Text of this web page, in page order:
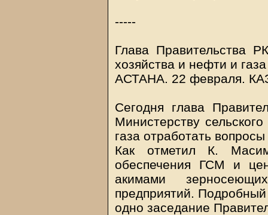
-----
Глава Правительства
хозяйства и нефти и
АСТАНА. 22 февраля.
Сегодня глава
Министерству
газа отработать
Как отметил К.
обеспечения ГСМ и
акимами
предприятий. Подробный
одно заседание